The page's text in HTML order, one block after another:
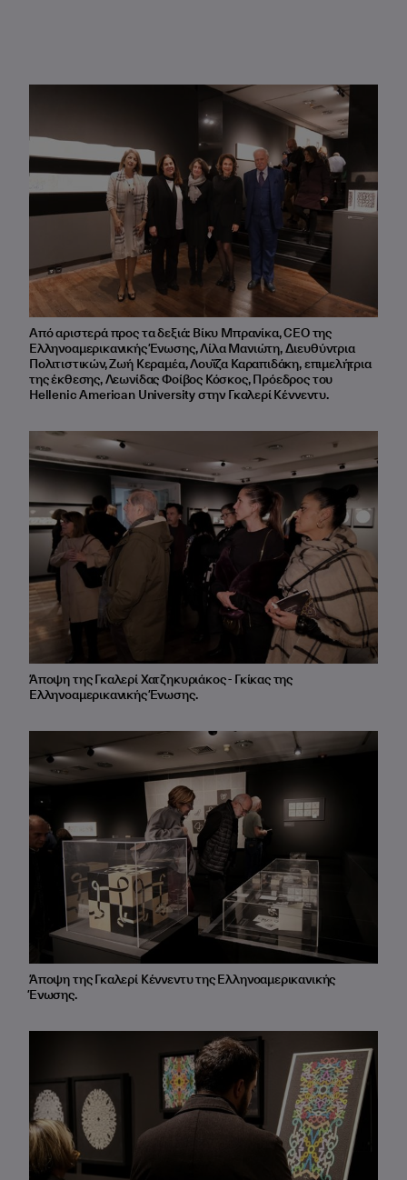
Από αριστερά προς τα δεξιά: Βίκυ Μπρανίκα, CEO της
Ελληνοαμερικανικής Ένωσης, Λίλα Μανιώτη, Διευθύντρια
Πολιτιστικών, Ζωή Κεραμέα, Λουΐζα Καραπιδάκη, επιμελήτρια
της έκθεσης, Λεωνίδας Φοίβος Κόσκος, Πρόεδρος του
Hellenic American University στην Γκαλερί Κέννεντυ.
Άποψη της Γκαλερί Χατζηκυριάκος - Γκίκας της
Ελληνοαμερικανικής Ένωσης.
Άποψη της Γκαλερί Κέννεντυ της Ελληνοαμερικανικής
Ένωσης.